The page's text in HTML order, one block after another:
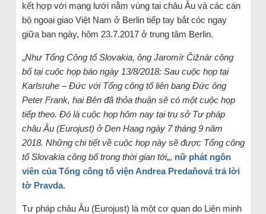
kết hợp với mạng lưới nằm vùng tại châu Âu và các cán
bộ ngoại giao Việt Nam ở Berlin tiếp tay bắt cóc ngay
giữa ban ngày, hôm 23.7.2017 ở trung tâm Berlin.
„Như Tổng Công tố Slovakia, ông Jaromír Čižnár công
bố tại cuộc họp báo ngày 13/8/2018: Sau cuộc họp tại
Karlsruhe – Đức với Tổng công tố liên bang Đức ông
Peter Frank, hai Bên đã thỏa thuận sẽ có một cuộc họp
tiếp theo. Đó là cuộc họp hôm nay tại trụ sở Tư pháp
châu Âu (Eurojust) ở Den Haag ngày 7 tháng 9 năm
2018. Những chi tiết về cuộc họp này sẽ được Tổng công
tố Slovakia công bố trong thời gian tới„, nữ phát ngôn
viên của Tổng công tố viện Andrea Predaňová trả lời
tờ Pravda.
Tư pháp châu Âu (Eurojust) là một cơ quan do Liên minh